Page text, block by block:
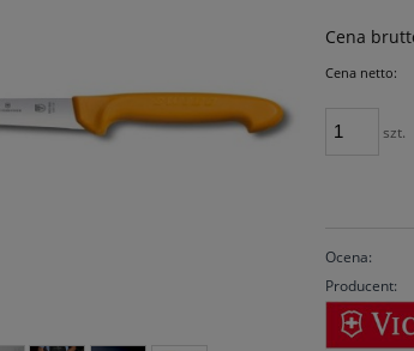
Cena
Cena netto:
szt.
Ocena:
Producent: